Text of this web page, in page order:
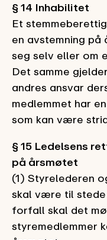
§ 14 Inhabilitet
Et
en avstemning på
seg selv eller om
Det samme
andres ansvar
medlemmet har
som kan være
§ 15 Ledelsens
på årsmøtet
(1) Styrelederen
skal være til stede
forfall skal det
styremedlemmer